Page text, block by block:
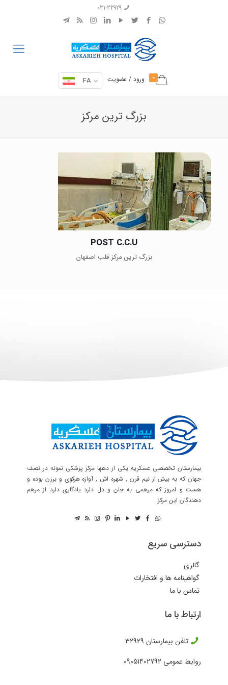
031-32929
0 ورود / عضویت FA
بزرگ ترین مرکز
POST C.C.U
بزرگ ترین مرکز قلب اصفهان
بیمارستان تخصصی عسکریه یکی از دهها مرکز پزشکی نمونه در نصف
جهان که به بیش از نیم قرن , شهره اش , آوازه هرکوی و برزن بوده و
هست و امروز که مرهمی به جان و دل دارد یادگاری دارد از مرهم
دهندگان این مرکز.
دسترسی سریع
گالری
گواهینامه ها و افتخارات
تماس با ما
ارتباط با ما
تلفن بیمارستان 32929
روابط عمومی 09051402792